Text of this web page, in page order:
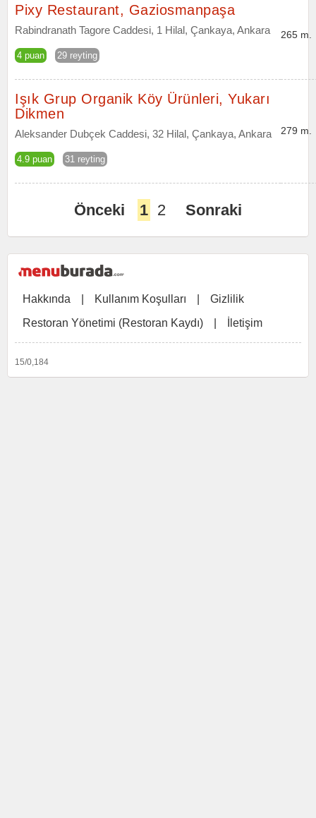
Pixy Restaurant, Gaziosmanpaşa
Rabindranath Tagore Caddesi, 1 Hilal, Çankaya, Ankara
4 puan 29 reyting
265 m.
Işık Grup Organik Köy Ürünleri, Yukarı
Dikmen
Aleksander Dubçek Caddesi, 32 Hilal, Çankaya, Ankara
4.9 puan 31 reyting
279 m.
Önceki 1 2 Sonraki
Hakkında Kullanım Koşulları
Gizlilik
Restoran Yönetimi (Restoran Kaydı)
İletişim
15/0,184